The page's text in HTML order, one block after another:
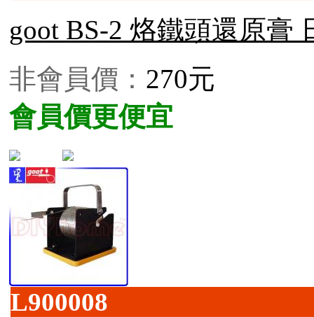
goot BS-2 烙鐵頭還原膏
非會員價： 270元
會員價更便宜
L900008